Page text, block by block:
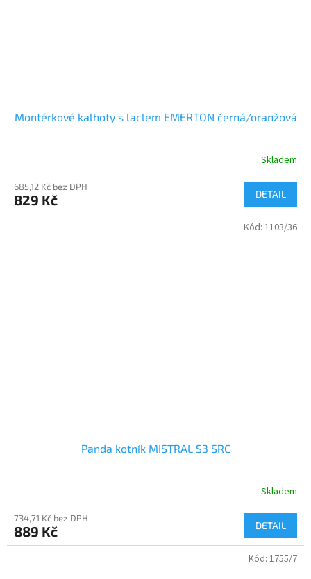
Montérkové kalhoty s laclem EMERTON černá/oranžová
Skladem
685,12 Kč bez DPH
829 Kč DETAIL
Panda kotník MISTRAL S3 SRC
Skladem
734,71 Kč bez DPH
889 Kč DETAIL
Kód: 1103/36
Kód: 1755/7